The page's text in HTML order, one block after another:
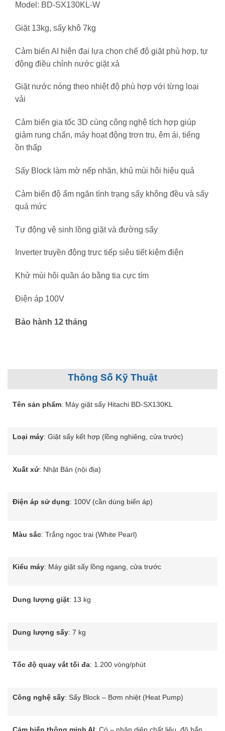
Model: BD-SX130KL-W
Giặt 13kg, sấy khô 7kg
Cảm biến AI hiện đại lựa chọn chế độ giặt phù hợp, tự
động điều chỉnh nước giặt xả
Giặt nước nóng theo nhiệt độ phù hợp với từng loại
vải
Cảm biến gia tốc 3D cùng công nghệ tích hợp giúp
giảm rung chấn, máy hoạt động trơn tru, êm ái, tiếng
ồn thấp
Sấy Block làm mờ nếp nhăn, khủ mùi hôi hiệu quả
Cảm biến độ ẩm ngăn tình trạng sấy không đều và sấy
quá mức
Tự động vệ sinh lồng giặt và đường sấy
Inverter truyền động trực tiếp siêu tiết kiệm điện
Khử mùi hôi quần áo bằng tia cực tím
Điện áp 100V
Bảo hành 12 tháng
Thông Số Kỹ Thuật
Tên sản phẩm: Máy giặt sấy Hitachi BD-SX130KL
Loại máy: Giặt sấy kết hợp (lồng nghiêng, cửa trước)
Xuất xứ: Nhật Bản (nội địa)
Điện áp sử dụng: 100V (cần dùng biến áp)
Màu sắc: Trắng ngọc trai (White Pearl)
Kiểu máy: Máy giặt sấy lồng ngang, cửa trước
Dung lượng giặt: 13 kg
Dung lượng sấy: 7 kg
Tốc độ quay vắt tối đa: 1.200 vòng/phút
Công nghệ sấy: Sấy Block – Bơm nhiệt (Heat Pump)